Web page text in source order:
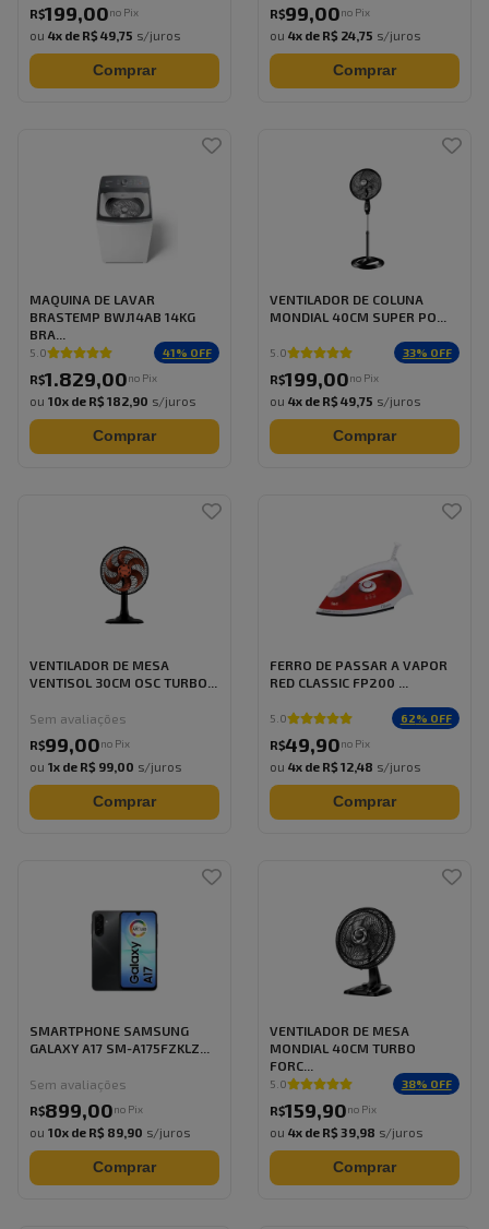
R$199,00no Pix
ou 4x de R$ 49,75 s/juros
Comprar
R$99,00no Pix
ou 4x de R$ 24,75 s/juros
Comprar
MAQUINA DE LAVAR
BRASTEMP BWJ14AB 14KG
BRA...
5.0 41% OFF
R$1.829,00no Pix
ou 10x de R$ 182,90 s/juros
Comprar
VENTILADOR DE COLUNA
MONDIAL 40CM SUPER PO...
5.0 33% OFF
R$199,00no Pix
ou 4x de R$ 49,75 s/juros
Comprar
VENTILADOR DE MESA
VENTISOL 30CM OSC TURBO...
Sem avaliações
R$99,00no Pix
ou 1x de R$ 99,00 s/juros
Comprar
FERRO DE PASSAR A VAPOR
RED CLASSIC FP200 ...
5.0 62% OFF
R$49,90no Pix
ou 4x de R$ 12,48 s/juros
Comprar
SMARTPHONE SAMSUNG
GALAXY A17 SM-A175FZKLZ...
Sem avaliações
R$899,00no Pix
ou 10x de R$ 89,90 s/juros
Comprar
VENTILADOR DE MESA
MONDIAL 40CM TURBO
FORC...
5.0 38% OFF
R$159,90no Pix
ou 4x de R$ 39,98 s/juros
Comprar